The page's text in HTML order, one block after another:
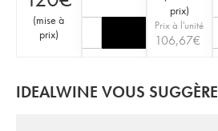
(mise à
prix)
prix)
Prix à l'unité
106,67€
IDEALWINE VOUS SUGGÈRE